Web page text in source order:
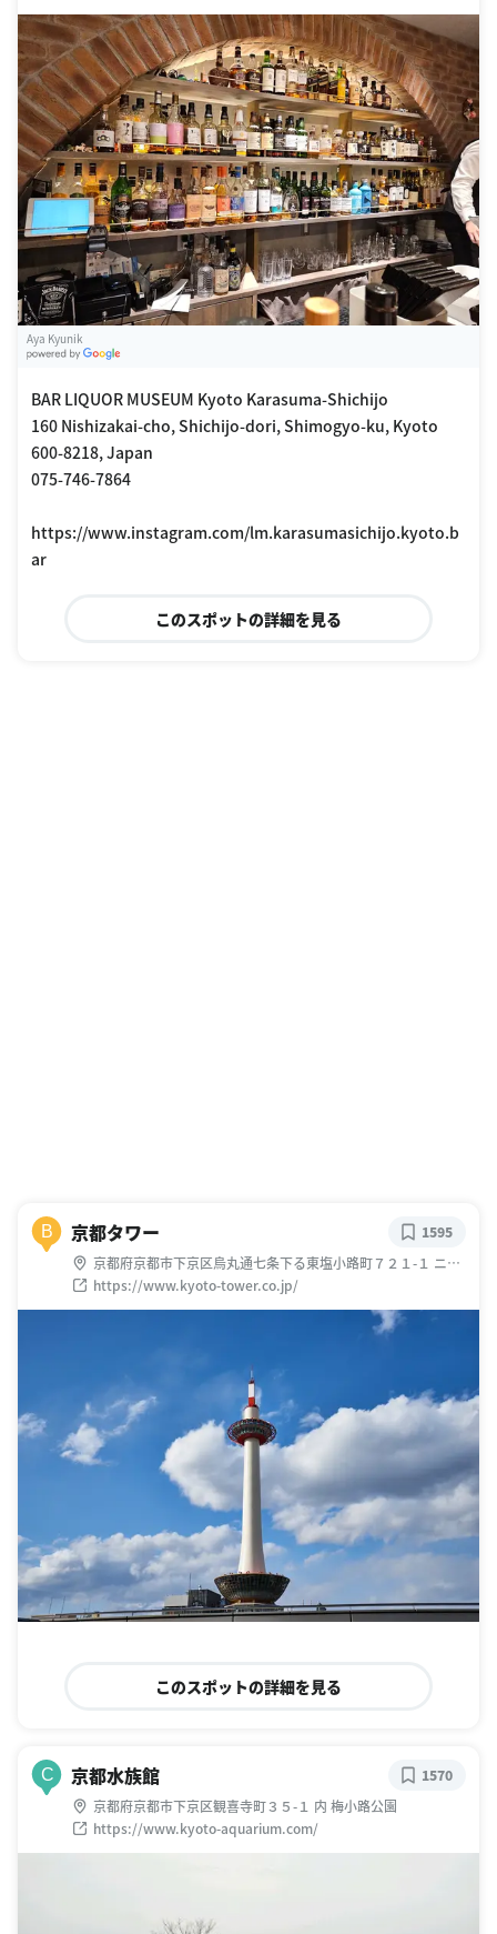
Aya Kyunik
BAR LIQUOR MUSEUM Kyoto Karasuma-Shichijo
160 Nishizakai-cho, Shichijo-dori, Shimogyo-ku, Kyoto
600-8218, Japan
075-746-7864
https://www.instagram.com/lm.karasumasichijo.kyoto.b
ar
このスポットの詳細を見る
B 京都タワー
京都府京都市下京区烏丸通七条下る東塩小路町７２１-１ ニデ
ック京都タワー 展望室 ３階
https://www.kyoto-tower.co.jp/
1595
このスポットの詳細を見る
C 京都水族館
京都府京都市下京区観喜寺町３５-１ 内 梅小路公園
https://www.kyoto-aquarium.com/
1570